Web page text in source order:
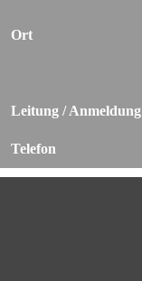
Ort
Leitung / Anmeldung
Telefon